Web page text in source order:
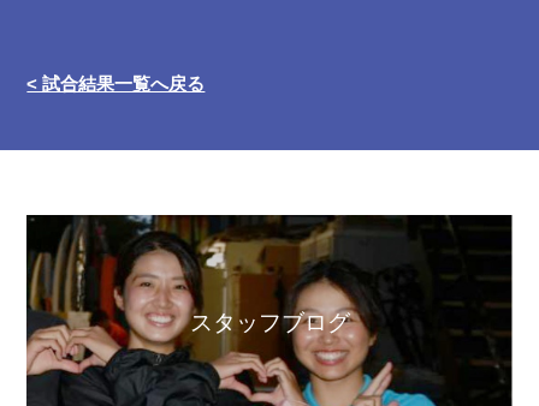
< 試合結果一覧へ戻る
スタッフブログ